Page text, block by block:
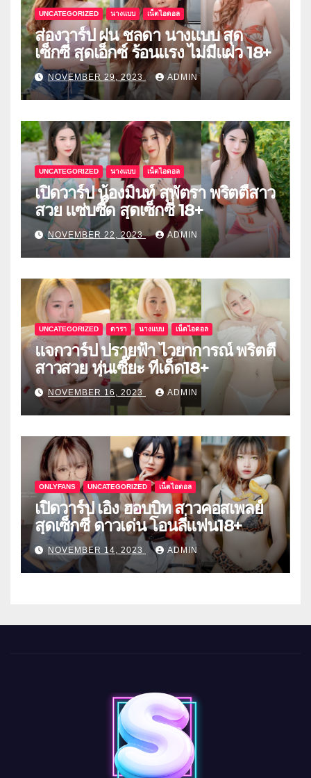
UNCATEGORIZED นางแบบ เน็ตไอดอล
ส่องวาร์ป ฝน ชลดา นางแบบ สุด
เซ็กซี่ สุดเอ็กซ์ ร้อนแรง ไม่มีแผ่ว 18+
NOVEMBER 29, 2023 ADMIN
UNCATEGORIZED นางแบบ เน็ตไอดอล
เปิดวาร์ป น้องมิ้นท์ สุพัตรา พริตตี้สาว
สวย แซ่บซี๊ด สุดเซ็กซี่ 18+
NOVEMBER 22, 2023 ADMIN
UNCATEGORIZED ดารา นางแบบ เน็ตไอดอล
แจกวาร์ป ปรายฟ้า ไวยาการณ์ พริตตี้
สาวสวย หุ่นเซี๊ยะ ทีเด็ด18+
NOVEMBER 16, 2023 ADMIN
ONLYFANS UNCATEGORIZED เน็ตไอดอล
เปิดวาร์ป เอิง ฮอบบิท สาวคอสเพลย์
สุดเซ็กซี่ ดาวเด่น โอนลี่แฟน18+
NOVEMBER 14, 2023 ADMIN